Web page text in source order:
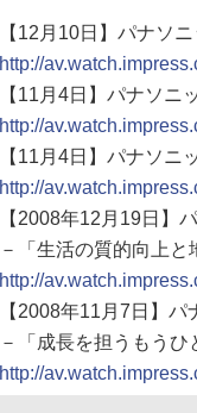
【12月10日】パナソ
http://
【11月4日】パナソニ
http://
【11月4日】パナソニ
http://
【2008年12月19日】
－「生活の質的向上と
http://
【2008年11月7日】
－「成長を担うもう
http://